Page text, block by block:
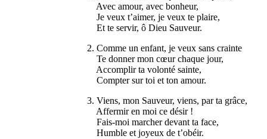
Avec amour, avec bonheur,
Je veux t’aimer, je veux te plaire,
Et te servir, ô Dieu Sauveur.
2. Comme un enfant, je veux sans crainte
Te donner mon cœur chaque jour,
Accomplir ta volonté sainte,
Compter sur toi et ton amour.
3. Viens, mon Sauveur, viens, par ta grâce,
Affermir en moi ce désir !
Fais-moi marcher devant ta face,
Humble et joyeux de t’obéir.